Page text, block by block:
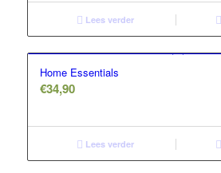
Lees verder
Home Essentials
€34,90
Lees verder